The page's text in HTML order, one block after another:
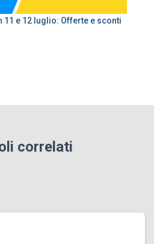
11 e 12 luglio: Offerte e sconti
correlati